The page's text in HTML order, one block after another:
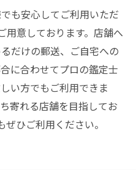
も安心してご利用いただ
用意しております。店舗へ
だけの郵送、ご自宅への
に合わせてプロの鑑定士
い方でもご利用できま
寄れる店舗を目指してお
ひご利用ください。